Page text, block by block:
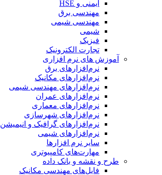
ایمنی و HSE
مهندسی برق
مهندسی شیمی
شیمی
فیزیک
تجارت الکترونیک
آموزش های نرم افزاری
نرم‌افزارهای برق
نرم‌افزارهای مکانیک
نرم‌افزارهای مهندسی شیمی
نرم‌افزارهای عمران
نرم‌افزارهای معماری
نرم‌افزارهای شهرسازی
نرم‌افزارهای گرافیک و انیمیشن
نرم‌افزارهای شیمی
سایر نرم افزارها
مهارت‌های کامپیوتری
طرح و نقشه و بانک داده
فایل‌های مهندسی مکانیک